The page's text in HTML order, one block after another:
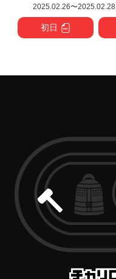
2025.02.26〜2025.02.28
初日